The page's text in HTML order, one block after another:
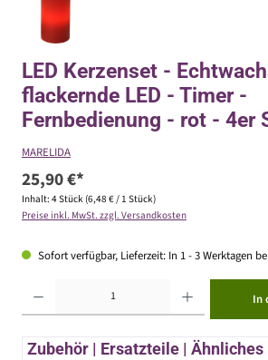
LED Kerzenset -
flackernde LED - Timer -
Fernbedienung - rot - 4er
MARELIDA
25,90 €*
Inhalt: 4 Stück (6,48 € / 1 Stück)
Preise inkl. MwSt. zzgl. Versandkosten
Sofort verfügbar, Lieferzeit: In 1 - 3 Werktagen
In
Zubehör | Ersatzteile |